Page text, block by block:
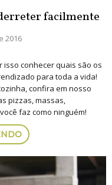
facilmente
2016
isso conhecer quais são os
para toda a vida!
confira em nosso
pizzas, massas,
faz como ninguém!